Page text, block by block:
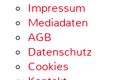
Impressum
Mediadaten
AGB
Datenschutz
Cookies